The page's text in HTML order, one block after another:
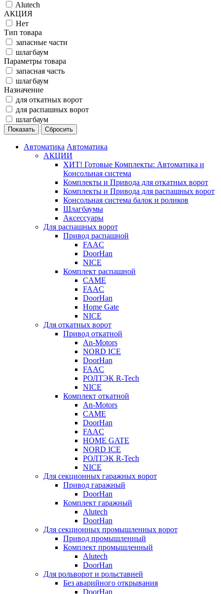
Alutech
АКЦИЯ
Нет
Тип товара
запасные части
шлагбаум
Параметры товара
запасная часть
шлагбаум
Назначение
для откатных ворот
для распашных ворот
шлагбаум
Автоматика Автоматика
АКЦИИ
ХИТ! Готовые Комплекты: Автоматика и
Консольная система
Комплекты и Привода для откатных ворот
Комплекты и Привода для распашных ворот
Консольная система балок и роликов
Шлагбаумы
Аксессуары
Для распашных ворот
Привод распашной
FAAC
DoorHan
NICE
Комплект распашной
CAME
FAAC
DoorHan
Home Gate
NICE
Для откатных ворот
Привод откатной
An-Motors
NORD ICE
DoorHan
FAAC
РОЛТЭК R-Tech
NICE
Комплект откатной
An-Motors
CAME
DoorHan
FAAC
HOME GATE
NORD ICE
РОЛТЭК R-Tech
NICE
Для секционных гаражных ворот
Привод гаражный
DoorHan
Комплект гаражный
Alutech
DoorHan
Для секционных промышленных ворот
Привод промышленный
Комплект промышленный
Alutech
DoorHan
Для рольворот и рольставней
Без аварийного открывания
DoorHan